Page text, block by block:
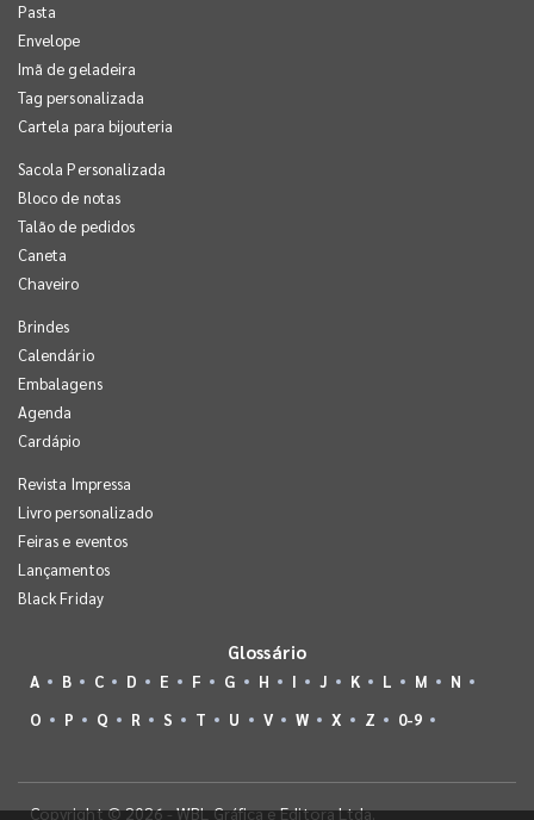
Pasta
Envelope
Imã de geladeira
Tag personalizada
Cartela para bijouteria
Sacola Personalizada
Bloco de notas
Talão de pedidos
Caneta
Chaveiro
Brindes
Calendário
Embalagens
Agenda
Cardápio
Revista Impressa
Livro personalizado
Feiras e eventos
Lançamentos
Black Friday
Glossário
A B C D E F G H I J K L M
N
O
P Q R S T U V W X Z 0-9
Copyright © 2026 - WBL Gráfica e Editora Ltda.